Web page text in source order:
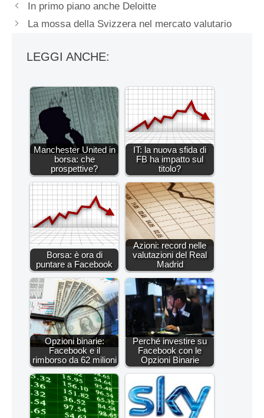
In primo piano anche Deloitte
La mossa della Svizzera nel mercato valutario
LEGGI ANCHE:
Manchester United in
borsa: che
prospettive?
IT: la nuova sfida di
FB ha impatto sul
titolo?
Borsa: è ora di
puntare a Facebook
Azioni: record nelle
valutazioni del Real
Madrid
Opzioni binarie:
Facebook e il
rimborso da 62 milioni
Perché investire su
Facebook con le
Opzioni Binarie